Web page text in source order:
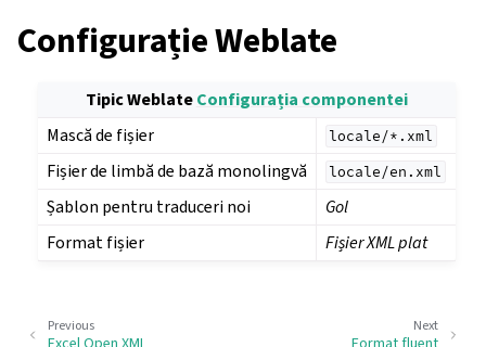
Configurație Weblate
Tipic WeblateConfigurația componentei
Mască de fișier
locale/*.xml
Fișier de limbă de bază monolingvă locale/en.xml
Șablon pentru traduceri noi
Gol
Format fișier
Fișier XML plat
Next
Format fluent
Previous
Excel Open XML